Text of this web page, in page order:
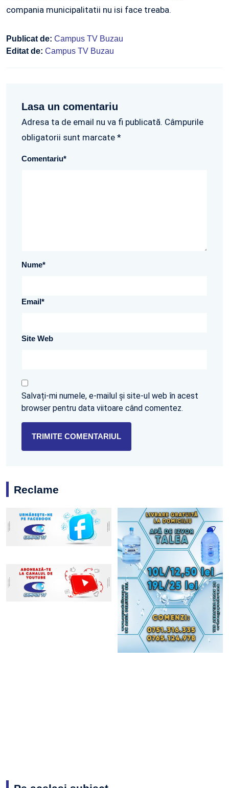
compania municipalitatii nu isi face treaba.
Publicat de: Campus TV Buzau
Editat de: Campus TV Buzau
Lasa un comentariu
Adresa ta de email nu va fi publicată. Câmpurile
obligatorii sunt marcate *
Comentariu*
Nume*
Email*
Site Web
Salvați-mi numele, e-mailul și site-ul web în acest
browser pentru data viitoare când comentez.
Reclame